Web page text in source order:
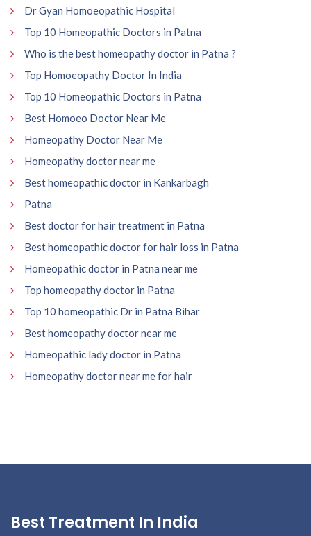
Dr Gyan Homoeopathic Hospital
Top 10 Homeopathic Doctors in Patna
Who is the best homeopathy doctor in Patna ?
Top Homoeopathy Doctor In India
Top 10 Homeopathic Doctors in Patna
Best Homoeo Doctor Near Me
Homeopathy Doctor Near Me
Homeopathy doctor near me
Best homeopathic doctor in Kankarbagh
Patna
Best doctor for hair treatment in Patna
Best homeopathic doctor for hair loss in Patna
Homeopathic doctor in Patna near me
Top homeopathy doctor in Patna
Top 10 homeopathic Dr in Patna Bihar
Best homeopathy doctor near me
Homeopathic lady doctor in Patna
Homeopathy doctor near me for hair
Best Treatment In India